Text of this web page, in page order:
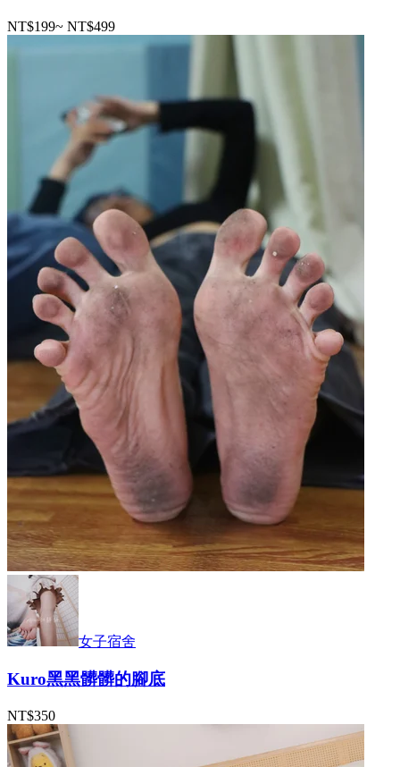
NT$199~ NT$499
女子宿舍
Kuro黑黑髒髒的腳底
NT$350